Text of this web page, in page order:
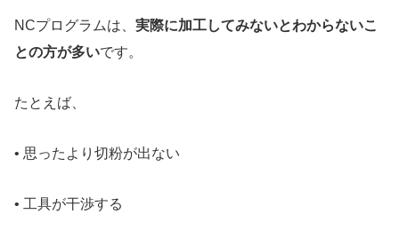
NCプログラムは、 実際に加工してみないとわからないこ
との方が多いです。
たとえば、
• 思ったより切粉が出ない
• 工具が干渉する